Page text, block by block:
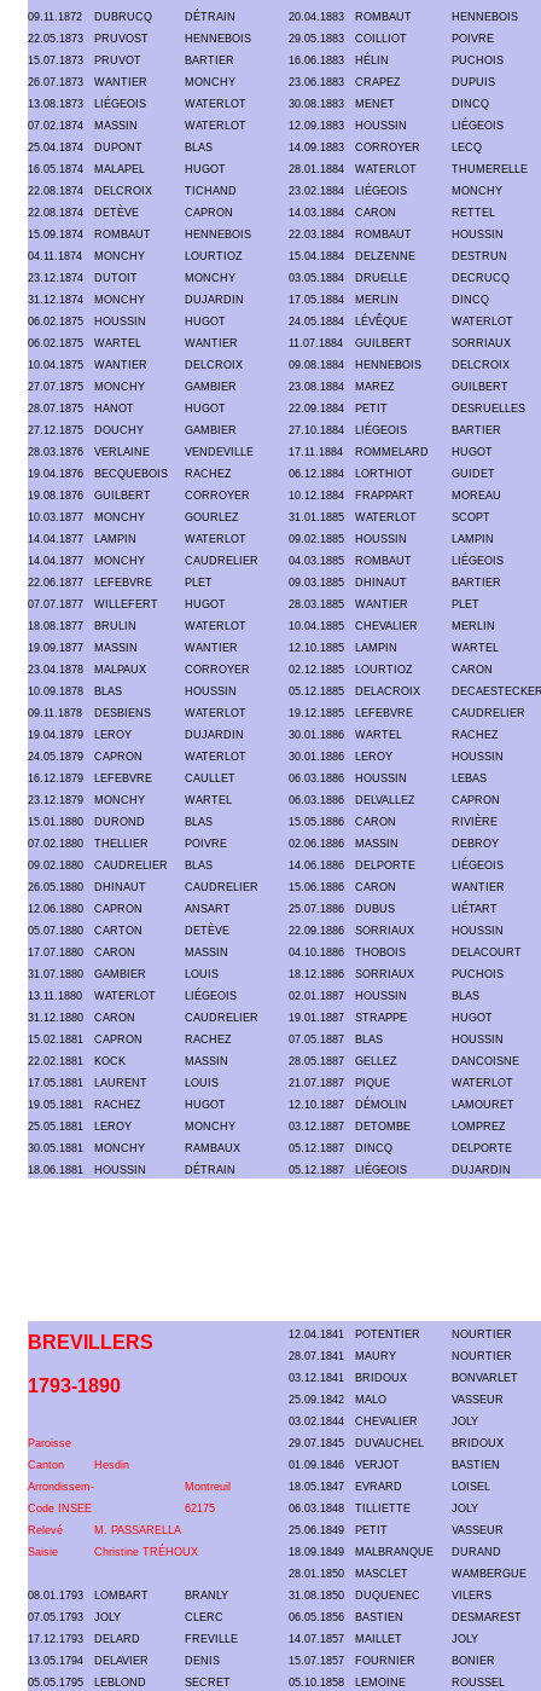
09.11.1872
DUBRUCQ DÉTRAIN 20.04.1883 ROMBAUT
HENNEBOIS
22.05.1873
PRUVOST HENNEBOIS 29.05.1883 COILLIOT
POIVRE
15.07.1873
PRUVOT BARTIER 16.06.1883 HÉLIN
PUCHOIS
26.07.1873
WANTIER MONCHY 23.06.1883 CRAPEZ
DUPUIS
13.08.1873
LIÉGEOIS WATERLOT 30.08.1883 MENET
DINCQ
07.02.1874
MASSIN WATERLOT 12.09.1883 HOUSSIN
LIÉGEOIS
25.04.1874
DUPONT BLAS 14.09.1883 CORROYER
LECQ
16.05.1874
MALAPEL HUGOT 28.01.1884 WATERLOT
THUMERELLE
22.08.1874
DELCROIX TICHAND 23.02.1884 LIÉGEOIS
MONCHY
22.08.1874
DETÈVE CAPRON 14.03.1884 CARON
RETTEL
15.09.1874
ROMBAUT HENNEBOIS 22.03.1884 ROMBAUT
HOUSSIN
04.11.1874
MONCHY LOURTIOZ 15.04.1884 DELZENNE
DESTRUN
23.12.1874
DUTOIT MONCHY 03.05.1884 DRUELLE
DECRUCQ
31.12.1874
MONCHY DUJARDIN 17.05.1884 MERLIN
DINCQ
06.02.1875
HOUSSIN HUGOT 24.05.1884 LÉVÊQUE
WATERLOT
06.02.1875
WARTEL WANTIER 11.07.1884 GUILBERT
SORRIAUX
10.04.1875
WANTIER DELCROIX 09.08.1884 HENNEBOIS
DELCROIX
27.07.1875
MONCHY GAMBIER 23.08.1884 MAREZ
GUILBERT
28.07.1875
HANOT HUGOT 22.09.1884 PETIT
DESRUELLES
27.12.1875
DOUCHY GAMBIER 27.10.1884 LIÉGEOIS
BARTIER
28.03.1876
VERLAINE VENDEVILLE 17.11.1884 ROMMELARD
HUGOT
19.04.1876
BECQUEBOIS RACHEZ 06.12.1884 LORTHIOT
GUIDET
19.08.1876
GUILBERT CORROYER 10.12.1884 FRAPPART
MOREAU
10.03.1877
MONCHY GOURLEZ 31.01.1885 WATERLOT
SCOPT
14.04.1877
LAMPIN WATERLOT 09.02.1885 HOUSSIN
LAMPIN
14.04.1877
MONCHY CAUDRELIER 04.03.1885 ROMBAUT
LIÉGEOIS
22.06.1877
LEFEBVRE PLET 09.03.1885 DHINAUT
BARTIER
07.07.1877
WILLEFERT HUGOT 28.03.1885 WANTIER
PLET
18.08.1877
BRULIN WATERLOT 10.04.1885 CHEVALIER
MERLIN
19.09.1877
MASSIN WANTIER 12.10.1885 LAMPIN
WARTEL
23.04.1878
MALPAUX CORROYER 02.12.1885 LOURTIOZ
CARON
10.09.1878
BLAS HOUSSIN 05.12.1885 DELACROIX
09.11.1878
DESBIENS WATERLOT 19.12.1885 LEFEBVRE
CAUDRELIER
19.04.1879
LEROY DUJARDIN 30.01.1886 WARTEL
RACHEZ
24.05.1879
CAPRON WATERLOT 30.01.1886 LEROY
HOUSSIN
16.12.1879
LEFEBVRE CAULLET 06.03.1886 HOUSSIN
LEBAS
23.12.1879
MONCHY WARTEL 06.03.1886 DELVALLEZ
CAPRON
15.01.1880
DUROND BLAS 15.05.1886 CARON
RIVIÈRE
07.02.1880
THELLIER POIVRE 02.06.1886 MASSIN
DEBROY
09.02.1880
CAUDRELIER BLAS 14.06.1886 DELPORTE
LIÉGEOIS
26.05.1880
DHINAUT CAUDRELIER 15.06.1886 CARON
WANTIER
12.06.1880
CAPRON ANSART 25.07.1886 DUBUS
LIÉTART
05.07.1880
CARTON DETÈVE 22.09.1886 SORRIAUX
HOUSSIN
17.07.1880
CARON MASSIN 04.10.1886 THOBOIS
DELACOURT
31.07.1880
GAMBIER LOUIS 18.12.1886 SORRIAUX
PUCHOIS
13.11.1880
WATERLOT LIÉGEOIS 02.01.1887 HOUSSIN
BLAS
31.12.1880
CARON CAUDRELIER 19.01.1887 STRAPPE
HUGOT
15.02.1881
CAPRON RACHEZ 07.05.1887 BLAS
HOUSSIN
22.02.1881
KOCK MASSIN 28.05.1887 GELLEZ
DANCOISNE
17.05.1881
LAURENT LOUIS 21.07.1887 PIQUE
WATERLOT
19.05.1881
RACHEZ HUGOT 12.10.1887 DÉMOLIN
LAMOURET
25.05.1881
LEROY MONCHY 03.12.1887 DETOMBE
LOMPREZ
30.05.1881
MONCHY RAMBAUX 05.12.1887 DINCQ
DELPORTE
18.06.1881
HOUSSIN DÉTRAIN 05.12.1887 LIÉGEOIS DUJARDIN
BREVILLERS 12.04.1841 POTENTIER
NOURTIER
28.07.1841
MAURY NOURTIER
1793-1890 03.12.1841 BRIDOUX
BONVARLET
25.09.1842
MALO
VASSEUR
03.02.1844
CHEVALIER
JOLY
Paroisse
29.07.1845 DUVAUCHEL
BRIDOUX
Canton
Hesdin 01.09.1846 VERJOT
BASTIEN
Arrondissem-
Montreuil 18.05.1847 EVRARD
LOISEL
Code INSEE
62175 06.03.1848 TILLIETTE
JOLY
Relevé
M. PASSARELLA 25.06.1849 PETIT
VASSEUR
Saisie
Christine TRÉHOUX 18.09.1849 MALBRANQUE
DURAND
28.01.1850
MASCLET
WAMBERGUE
08.01.1793
LOMBART BRANLY 31.08.1850 DUQUENEC
VILERS
07.05.1793
JOLY CLERC 06.05.1856 BASTIEN
DESMAREST
17.12.1793
DELARD FREVILLE 14.07.1857 MAILLET
JOLY
13.05.1794
DELAVIER DENIS 15.07.1857 FOURNIER
BONIER
05.05.1795
LEBLOND SECRET 05.10.1858 LEMOINE
ROUSSEL